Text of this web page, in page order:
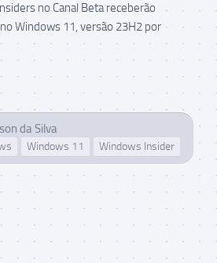
no Canal Beta receberão
Windows 11, versão 23H2 por
da Silva
Windows 11 Windows Insider